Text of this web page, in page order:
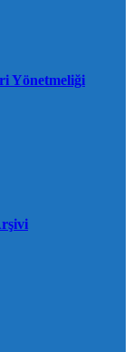
Yönetmeliği